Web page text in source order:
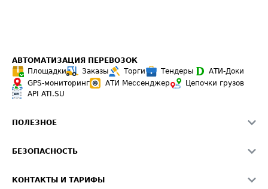
АВТОМАТИЗАЦИЯ ПЕРЕВОЗОК
Площадки
Заказы Торги Тендеры
АТИ-Доки
GPS-мониторинг
АТИ Мессенджер
Цепочки грузов
API ATI.SU
ПОЛЕЗНОЕ
Звезды ATI.SU на вашем сайте
БЕЗОПАСНОСТЬ
КОНТАКТЫ И ТАРИФЫ